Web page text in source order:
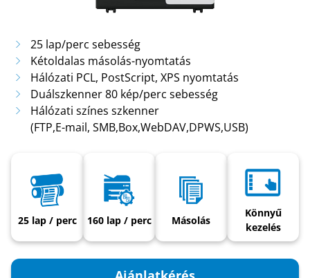
25 lap/perc sebesség
Kétoldalas másolás-nyomtatás
Hálózati PCL, PostScript, XPS nyomtatás
Duálszkenner 80 kép/perc sebesség
Hálózati színes szkenner
(FTP,E-mail, SMB,Box,WebDAV,DPWS,USB)
25 lap / perc 160 lap / perc Másolás
Könnyű
kezelés